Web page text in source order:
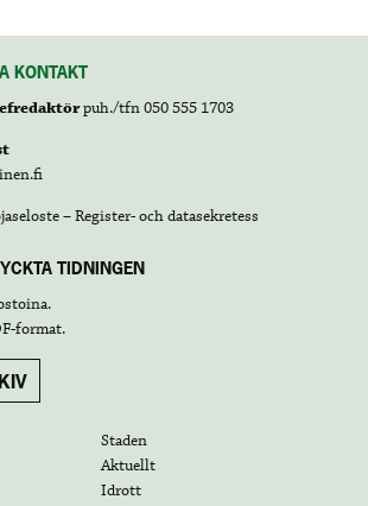
KONTAKT
puh./tfn 050 555 1703
– Register- och datasekretess
TIDNINGEN
.
format.
Staden
Aktuellt
Idrott